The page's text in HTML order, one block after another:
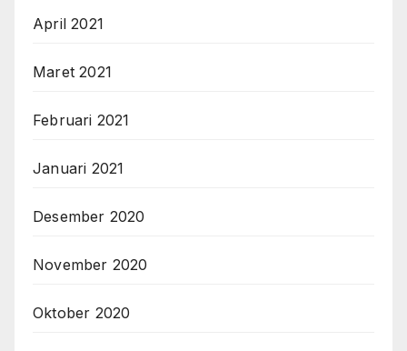
April 2021
Maret 2021
Februari 2021
Januari 2021
Desember 2020
November 2020
Oktober 2020